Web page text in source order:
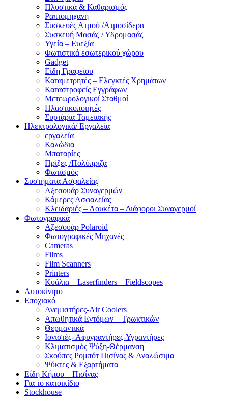
Πλυστικά & Καθαρισμός
Ραπτομηχανή
Συσκευές Ατμού /Ατμοσίδερα
Συσκευή Μασάζ / Υδρομασάζ
Υγεία – Ευεξία
Φωτιστικά εσωτερικού χώρου
Gadget
Είδη Γραφείου
Καταμετρητές – Ελεγκτές Χρημάτων
Καταστροφείς Εγγράφων
Μετεωρολογικοί Σταθμοί
Πλαστικοποιητές
Συρτάρια Ταμειακής
Ηλεκτρολογικά/ Εργαλεία
εργαλεία
Καλώδια
Μπαταρίες
Πρίζες /Πολύπριζα
Φωτισμός
Συστήματα Ασφαλείας
Αξεσουάρ Συναγερμών
Κάμερες Ασφαλείας
Κλειδαριές – Λουκέτα – Διάφοροι Συναγερμοί
Φωτογραφικά
Αξεσουάρ Polaroid
Φωτογραφικές Μηχανές
Cameras
Films
Film Scanners
Printers
Κυάλια – Laserfinders – Fieldscopes
Αυτοκίνητο
Εποχιακό
Ανεμιστήρες-Air Coolers
Απωθητικά Εντόμων – Τρωκτικών
Θερμαντικά
Ιονιστές- Αφυγραντήρες-Υγραντήρες
Κλιματισμός Ψύξη-Θέρμανση
Σκούπες Ρομπότ Πισίνας & Αναλώσιμα
Ψύκτες & Εξαρτήματα
Είδη Κήπου – Πισίνας
Για το κατοικίδιο
Stockhouse